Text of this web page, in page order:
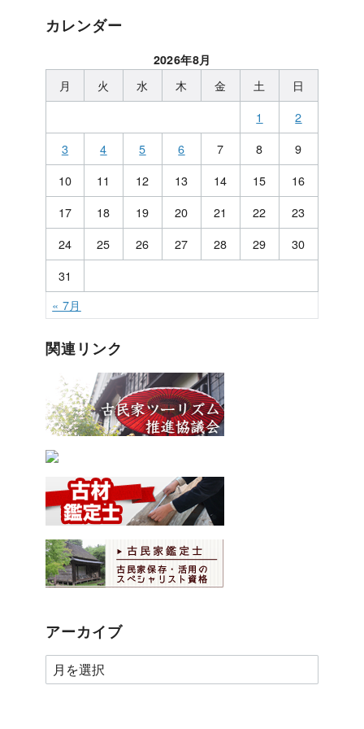
カレンダー
2026年8月
月 火 水 木 金 土
日
1
2
3
4 5 6 7 8
9
10
11 12 13 14 15
16
17
18 19 20 21 22
23
24
25 26 27 28 29
30
31
« 7月
関連リンク
アーカイブ
ア
ー